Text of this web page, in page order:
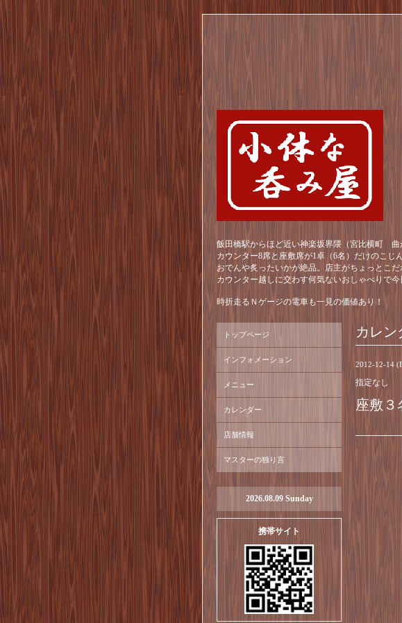
飯田橋駅からほど近い神楽坂界隈（宮比横町 曲
カウンター8席と座敷席が1卓（6名）だけのこじ
おでんや炙ったいかが絶品。店主がちょっとこ
カウンター越しに交わす何気ないおしゃべりで今
時折走るＮゲージの電車も一見の価値あり！
カレン
2012-12-14
指定なし
座敷３
トップページ
インフォメーション
メニュー
カレンダー
店舗情報
マスターの独り言
2026.08.09 Sunday
携帯サイト